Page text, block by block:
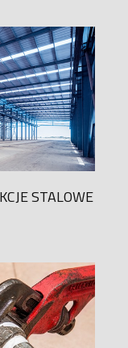
STALOWE